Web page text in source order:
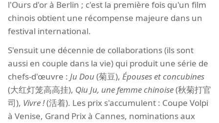
l'Ours d'or à Berlin ; c'est la première fois qu'un film
chinois obtient une récompense majeure dans un
festival international.
S'ensuit une décennie de collaborations (ils sont
aussi en couple dans la vie) qui produit une série de
chefs-d'œuvre : Ju Dou(菊豆), Épouses et concubines
(大红灯笼高高挂), Qiu Ju, une femme chinoise(秋菊打官
司), Vivre !(活着). Les prix s'accumulent : Coupe Volpi
à Venise, Grand Prix à Cannes, nominations aux